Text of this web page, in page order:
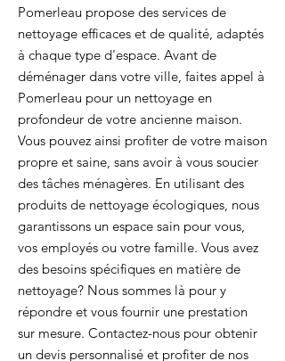
Pomerleau propose des services de
nettoyage efficaces et de qualité, adaptés
à chaque type d'espace. Avant de
déménager dans votre ville, faites appel à
Pomerleau pour un nettoyage en
profondeur de votre ancienne maison.
Vous pouvez ainsi profiter de votre maison
propre et saine, sans avoir à vous soucier
des tâches ménagères. En utilisant des
produits de nettoyage écologiques, nous
garantissons un espace sain pour vous,
vos employés ou votre famille. Vous avez
des besoins spécifiques en matière de
nettoyage? Nous sommes là pour y
répondre et vous fournir une prestation
sur mesure. Contactez-nous pour obtenir
un devis personnalisé et profiter de nos